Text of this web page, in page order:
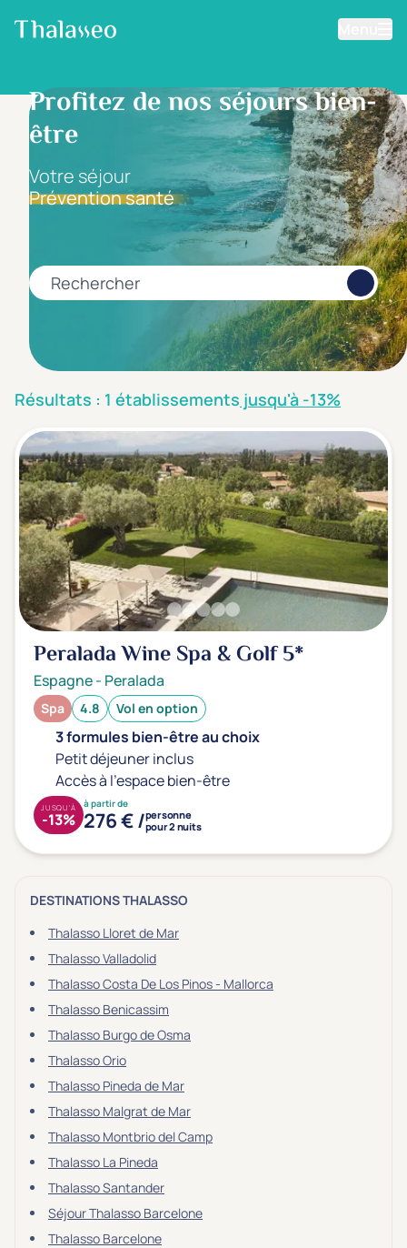
Aller au contenu principal
Profitez de nos séjours bien-
être
Votre séjour
Prévention santé
Rechercher
Filtrer les résultats
Fourchette de prix
Prix par personne
Maximum
5 étoiles *****
(1)
Note de nos clients
D'après notre partenaire Avis-Vérifiés
Parfait: 4.5+
(0)
Excellent: 4+
(1)
Très bien: 3.5+
(0)
Bord de mer
Ville
Montagne
Campagne
Type de séjour
Thalasso Thermal Spa
Thématiques bien-être
Accès à l'espace bien-être
Massage, détente, Rituel du monde
Remise en forme
Beauté & anti-âge
Silhouette, Minceur
Gestion du stress / sommeil
Spécial dos
Prévention santé
Résultats : 1 établissements jusqu'à -13%
Peralada Wine Spa & Golf5*
Espagne- Peralada
Spa 4.8 Vol en option
3 formules bien-être au choix
Petit déjeuner inclus
Accès à l'espace bien-être
à partir de
276 € /personne
pour 2 nuits
JUSQU'À
-13%
DESTINATIONS THALASSO
Thalasso Lloret de Mar
Thalasso Valladolid
Thalasso Costa De Los Pinos - Mallorca
Thalasso Benicassim
Thalasso Burgo de Osma
Thalasso Orio
Thalasso Pineda de Mar
Thalasso Malgrat de Mar
Thalasso Montbrio del Camp
Thalasso La Pineda
Thalasso Santander
Séjour Thalasso Barcelone
Thalasso Barcelone